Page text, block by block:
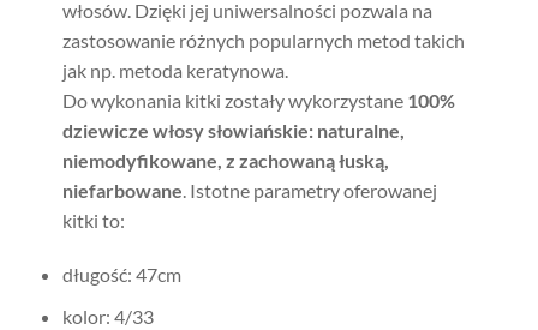
włosów. Dzięki jej uniwersalności pozwala na
zastosowanie różnych popularnych metod takich
jak np. metoda keratynowa.
Do wykonania kitki zostały wykorzystane 100%
dziewicze włosy słowiańskie: naturalne,
niemodyfikowane, z zachowaną łuską,
niefarbowane . Istotne parametry oferowanej
kitki to:
długość: 47cm
kolor: 4/33